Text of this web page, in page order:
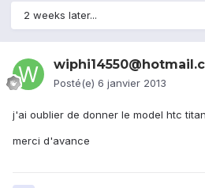
2 weeks later...
Posté(e) 6 janvier 2013
j'ai oublier de donner le model htc
merci d'avance